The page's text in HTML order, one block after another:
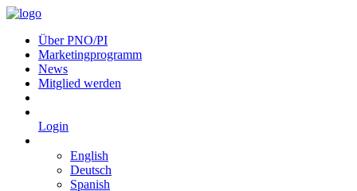
Über PNO/PI
Marketingprogramm
News
Mitglied werden
Login
English
Deutsch
Spanish